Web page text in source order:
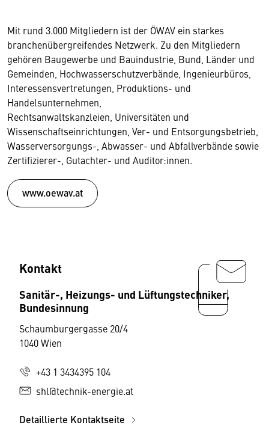
Mit rund 3.000 Mitgliedern ist der ÖWAV ein starkes
branchenübergreifendes Netzwerk. Zu den Mitgliedern
gehören Baugewerbe und Bauindustrie, Bund, Länder und
Gemeinden, Hochwasserschutzverbände, Ingenieurbüros,
Interessensvertretungen, Produktions- und
Handelsunternehmen,
Rechtsanwaltskanzleien, Universitäten und
Wissenschaftseinrichtungen, Ver- und Entsorgungsbetrieb,
Wasserversorgungs-, Abwasser- und Abfallverbände sowie
Zertifizierer-, Gutachter- und Auditor:innen.
www.oewav.at
Kontakt
Sanitär-, Heizungs- und Lüftungstechniker,
Bundesinnung
Schaumburgergasse 20/4
1040 Wien
+43 1 3434395 104
shl@technik-energie.at
Detaillierte Kontaktseite